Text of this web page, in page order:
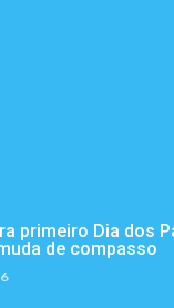
primeiro Dia dos
de compasso